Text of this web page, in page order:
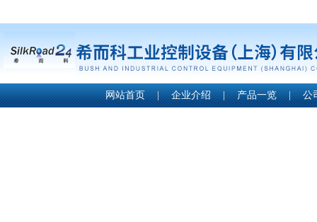
网站首页 | 企业介绍 | 产品一览 | 公